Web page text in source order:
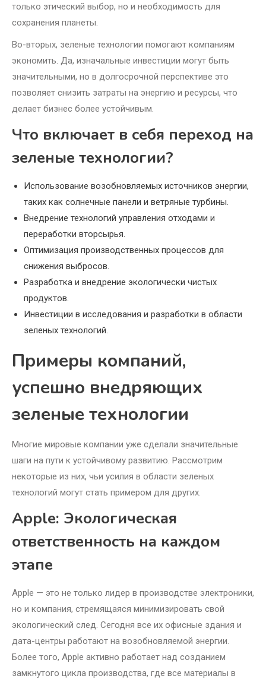
только этический выбор, но и необходимость для
сохранения планеты.
Во-вторых, зеленые технологии помогают компаниям
экономить. Да, изначальные инвестиции могут быть
значительными, но в долгосрочной перспективе это
позволяет снизить затраты на энергию и ресурсы, что
делает бизнес более устойчивым.
Что включает в себя переход на
зеленые технологии?
Использование возобновляемых источников энергии,
таких как солнечные панели и ветряные турбины.
Внедрение технологий управления отходами и
переработки вторсырья.
Оптимизация производственных процессов для
снижения выбросов.
Разработка и внедрение экологически чистых
продуктов.
Инвестиции в исследования и разработки в области
зеленых технологий.
Примеры компаний,
успешно внедряющих
зеленые технологии
Многие мировые компании уже сделали значительные
шаги на пути к устойчивому развитию. Рассмотрим
некоторые из них, чьи усилия в области зеленых
технологий могут стать примером для других.
Apple: Экологическая
ответственность на каждом
этапе
Apple — это не только лидер в производстве электроники,
но и компания, стремящаяся минимизировать свой
экологический след. Сегодня все их офисные здания и
дата-центры работают на возобновляемой энергии.
Более того, Apple активно работает над созданием
замкнутого цикла производства, где все материалы в